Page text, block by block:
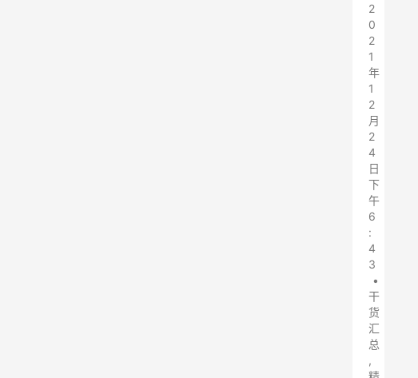
2
0
2
1
年
1
2
月
2
4
日
下
午
6
:
4
3
•
干
货
汇
总
,